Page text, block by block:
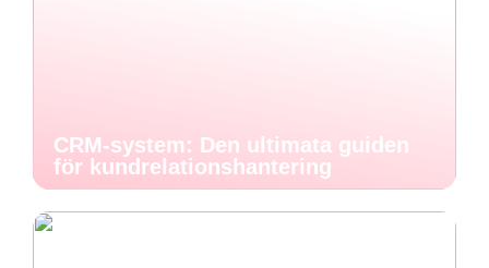
CRM-system: Den ultimata guiden
för kundrelationshantering